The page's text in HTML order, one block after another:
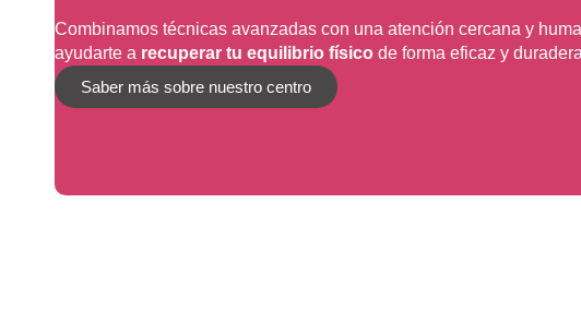
Combinamos técnicas avanzadas con una atención cercana y
ayudarte a recuperar tu equilibrio físico de forma eficaz y
Saber más sobre nuestro centro